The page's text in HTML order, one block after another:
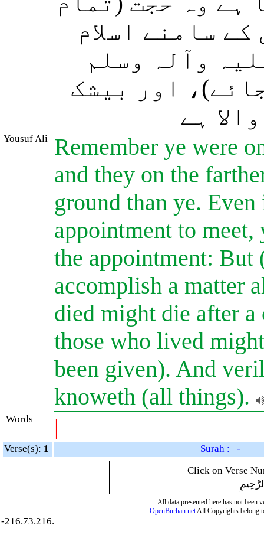
سامنے اسلام
وآلہ وسلم
اور بیشک
ہے
Yousuf Ali
Remember ye were
and they on the
ground than ye.
appointment to
the appointment:
accomplish a matter
died might die after a
those who lived
been given). And
knoweth (all things).
Words |
Verse(s): 1
Surah : -
Click on Verse
All data presented here has not been
OpenBurhan.netAll Copyrights belong
-216.73.216.